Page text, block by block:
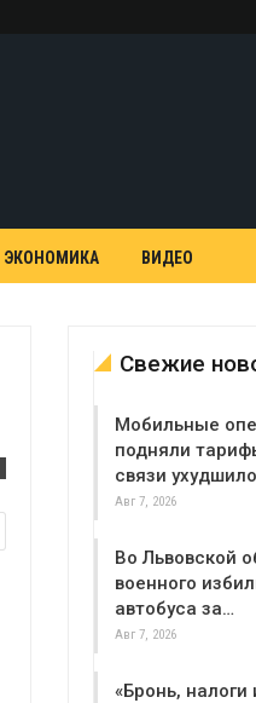
ЭКОНОМИКА ВИДЕО
Свежие
Мобильные
подняли
связи
Авг 7, 2026
Во Львовской
военного
автобуса за…
Авг 7, 2026
«Бронь, налоги